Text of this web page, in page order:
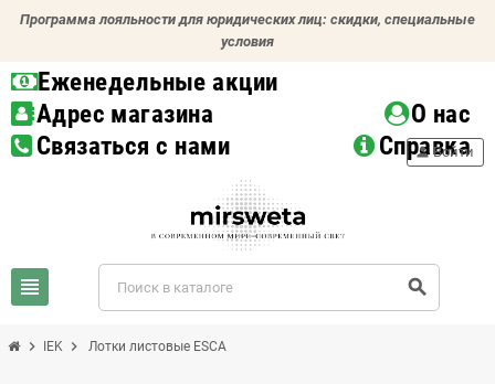
Программа лояльности для юридических лиц: скидки, специальные
условия
Еженедельные акции
Адрес магазина
О нас
Связаться с нами
Справка
view_headline search
person Войти
chevron_right IEK chevron_right Лотки листовые ESCA